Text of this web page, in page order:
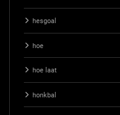
hesgoal
hoe
hoe laat
honkbal